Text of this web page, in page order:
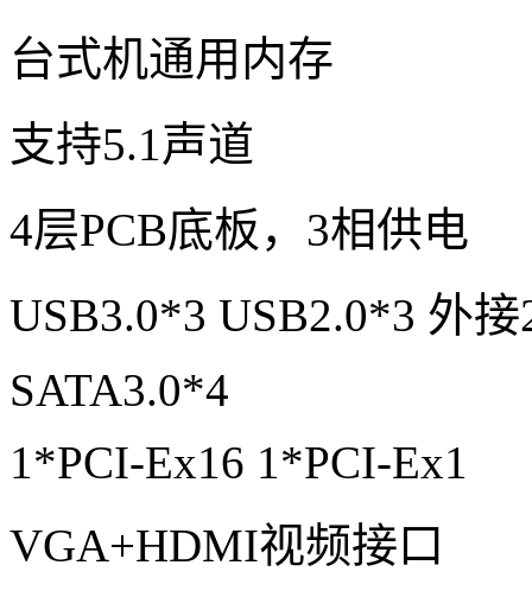
台式机通用内存
支持5.1声道
4层PCB底板，3相供电
USB3.0*3 USB2.0*3 外
SATA3.0*4
1*PCI-Ex16 1*PCI-Ex1
VGA+HDMI视频接口